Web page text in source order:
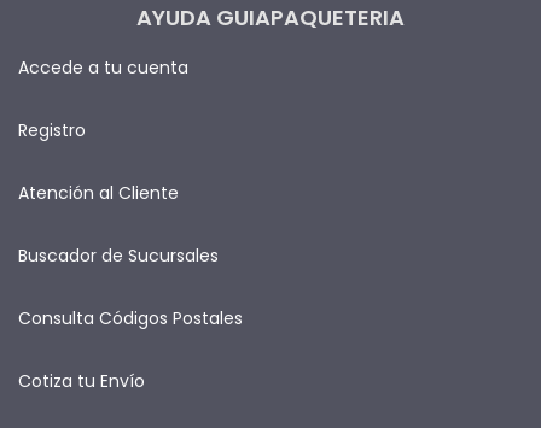
AYUDA GUIAPAQUETERIA
Accede a tu cuenta
Registro
Atención al Cliente
Buscador de Sucursales
Consulta Códigos Postales
Cotiza tu Envío